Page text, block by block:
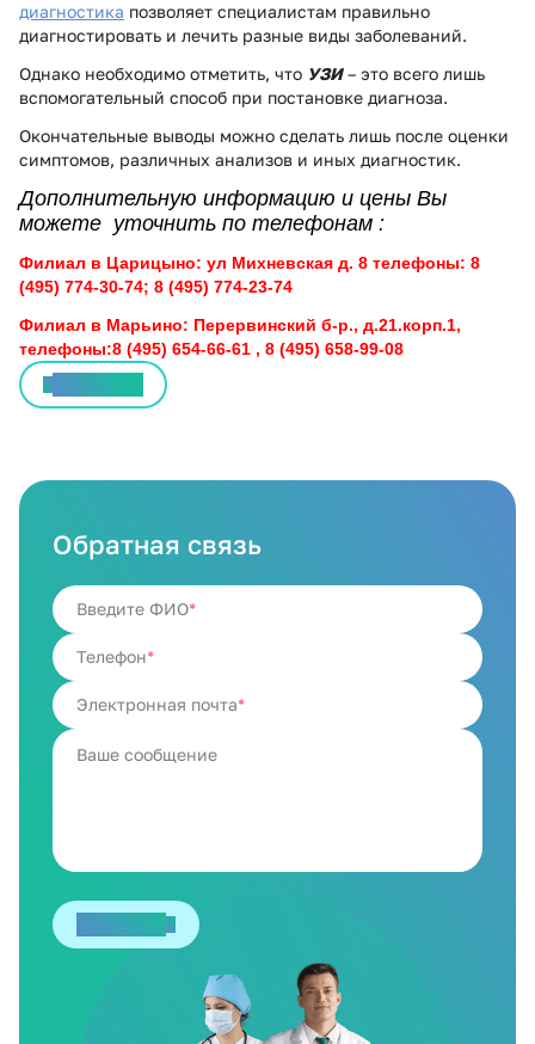
диагностика позволяет специалистам правильно
диагностировать и лечить разные виды заболеваний.
Однако необходимо отметить, что УЗИ– это всего лишь
вспомогательный способ при постановке диагноза.
Окончательные выводы можно сделать лишь после оценки
симптомов, различных анализов и иных диагностик.
Дополнительную информацию и цены Вы
можете уточнить по телефонам :
Филиал в Царицыно: ул Михневская д. 8 телефоны: 8
(495) 774-30-74; 8 (495) 774-23-74
Филиал в Марьино: Перервинский б-р., д.21.корп.1,
телефоны:8 (495) 654-66-61 , 8 (495) 658-99-08
Обратная связь
Введите ФИО
Телефон
Электронная почта